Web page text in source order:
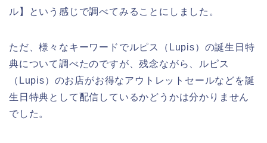
ル】という感じで調べてみることにしました。
ただ、様々なキーワードでルピス（Lupis）の誕生日特
典について調べたのですが、残念ながら、ルピス
（Lupis）のお店がお得なアウトレットセールなどを誕
生日特典として配信しているかどうかは分かりません
でした。